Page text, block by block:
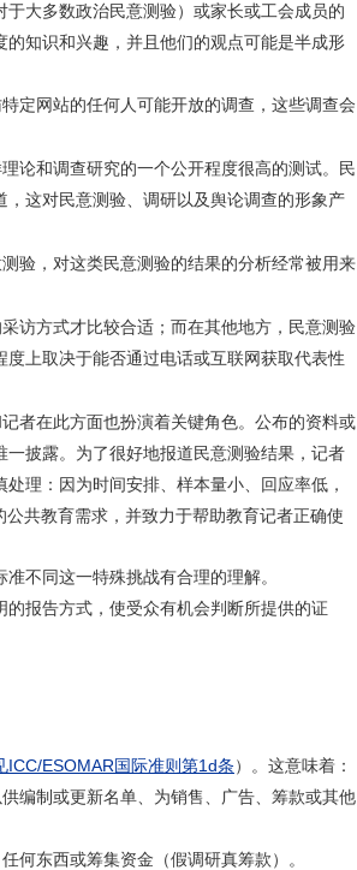
大多数政治民意测验）或家长或工会成员的
知识和兴趣，并且他们的观点可能是半成形
定网站的任何人可能开放的调查，这些调查会
论和调查研究的一个公开程度很高的测试。民
这对民意测验、调研以及舆论调查的形象产
验，对这类民意测验的结果的分析经常被用来
访方式才比较合适；而在其他地方，民意测验
上取决于能否通过电话或互联网获取代表性
者在此方面也扮演着关键角色。公布的资料或
披露。为了很好地报道民意测验结果，记者
理：因为时间安排、样本量小、回应率低，
共教育需求，并致力于帮助教育记者正确使
不同这一特殊挑战有合理的理解。
报告方式，使受众有机会判断所提供的证
ICC/ESOMAR国际准则第1d条）。这意味着：
编制或更新名单、为销售、广告、筹款或其他
何东西或筹集资金（假调研真筹款）。